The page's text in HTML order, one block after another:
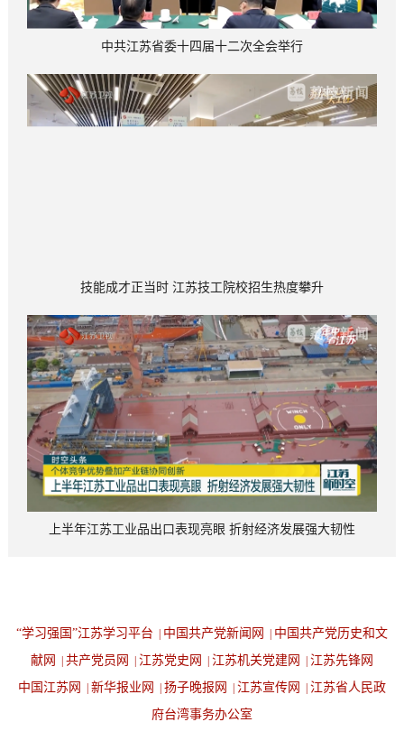
中共江苏省委十四届十二次全会举行
技能成才正当时 江苏技工院校招生热度攀升
上半年江苏工业品出口表现亮眼 折射经济发展强大韧性
“学习强国”江苏学习平台 中国共产党新闻网
中国共产党历史和文
献网
共产党员网 江苏党史网 江苏机关党建网
江苏先锋网
中国江苏网
新华报业网 扬子晚报网 江苏宣传网
江苏省人民政
府台湾事务办公室